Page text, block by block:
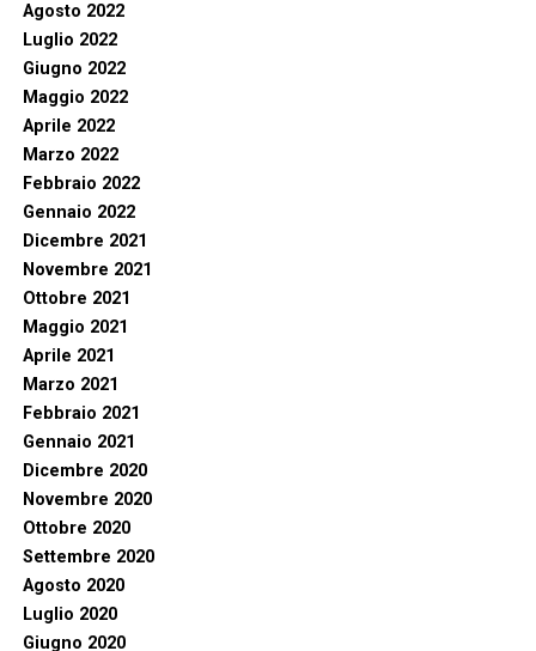
Agosto 2022
Luglio 2022
Giugno 2022
Maggio 2022
Aprile 2022
Marzo 2022
Febbraio 2022
Gennaio 2022
Dicembre 2021
Novembre 2021
Ottobre 2021
Maggio 2021
Aprile 2021
Marzo 2021
Febbraio 2021
Gennaio 2021
Dicembre 2020
Novembre 2020
Ottobre 2020
Settembre 2020
Agosto 2020
Luglio 2020
Giugno 2020